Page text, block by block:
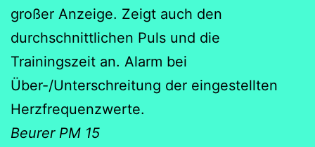
großer Anzeige. Zeigt auch den
durchschnittlichen Puls und die
Trainingszeit an. Alarm bei
Über-/Unterschreitung der eingestellten
Herzfrequenzwerte.
Beurer PM 15